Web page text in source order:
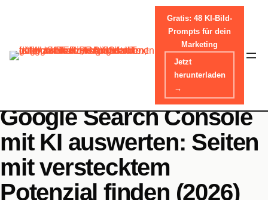
Skip
Gratis: 48 KI-Bild-
Prompts für dein
Marketing
Jetzt
herunterladen
→
Google Search Console
mit KI auswerten: Seiten
mit verstecktem
Potenzial finden (2026)